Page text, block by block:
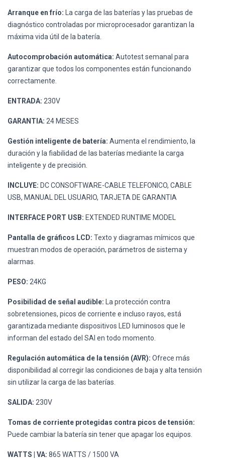
Arranque en frío: La carga de las baterías y las pruebas de
diagnóstico controladas por microprocesador garantizan la
máxima vida útil de la batería.
Autocomprobación automática: Autotest semanal para
garantizar que todos los componentes están funcionando
correctamente.
ENTRADA: 230V
GARANTIA: 24 MESES
Gestión inteligente de batería: Aumenta el rendimiento, la
duración y la fiabilidad de las baterías mediante la carga
inteligente y de precisión.
INCLUYE: DC CONSOFTWARE-CABLE TELEFONICO, CABLE
USB, MANUAL DEL USUARIO, TARJETA DE GARANTIA
INTERFACE PORT USB: EXTENDED RUNTIME MODEL
Pantalla de gráficos LCD: Texto y diagramas mímicos que
muestran modos de operación, parámetros de sistema y
alarmas.
PESO: 24KG
Posibilidad de señal audible: La protección contra
sobretensiones, picos de corriente e incluso rayos, está
garantizada mediante dispositivos LED luminosos que le
informan del estado del SAI en todo momento.
Regulación automática de la tensión (AVR): Ofrece más
disponibilidad al corregir las condiciones de baja y alta tensión
sin utilizar la carga de las baterías.
SALIDA: 230V
Tomas de corriente protegidas contra picos de tensión:
Puede cambiar la batería sin tener que apagar los equipos.
WATTS | VA: 865 WATTS / 1500 VA